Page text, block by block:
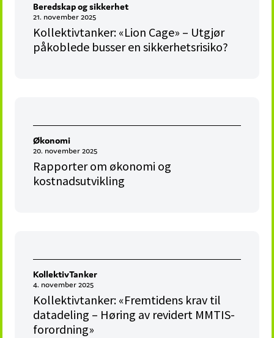
Beredskap og sikkerhet
21. november 2025
Kollektivtanker: «Lion Cage» – Utgjør
påkoblede busser en sikkerhetsrisiko?
Økonomi
20. november 2025
Rapporter om økonomi og
kostnadsutvikling
KollektivTanker
4. november 2025
Kollektivtanker: «Fremtidens krav til
datadeling – Høring av revidert MMTIS-
forordning»